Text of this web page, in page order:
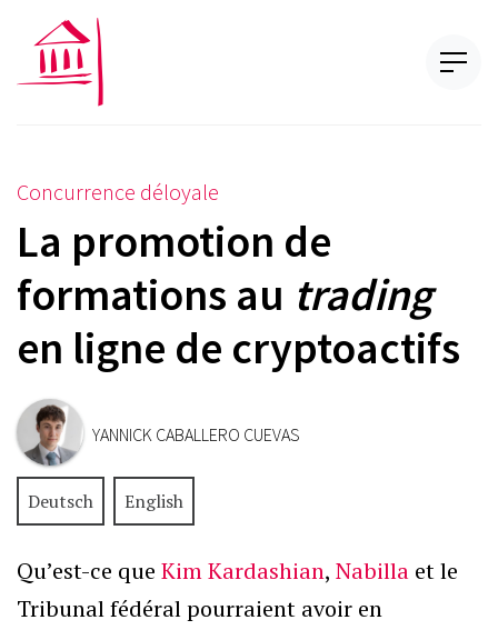
Concurrence déloyale
La promotion de
formations au trading
en ligne de cryptoactifs
YANNICK CABALLERO CUEVAS
Deutsch English
Qu’est-ce que Kim Kardashian, Nabilla et le
Tribunal fédéral pourraient avoir en